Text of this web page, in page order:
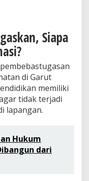
Siapa
di Garut
memiliki
tidak terjadi
lapangan.
Hukum
dari